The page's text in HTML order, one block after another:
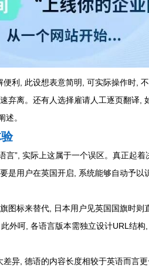
利, 此设想表意简明, 可实际操作时,
弃离。还有人选择雇请人工逐页翻译,
。
言”, 实际上这属于一个误区。真正起
是用户在英国开启, 系统能够自动予
图标来替代, 日本用户见英国国旗时则
外呵, 各语言版本需独立设计URL结
异, 德语的内容长度相较于英语而言